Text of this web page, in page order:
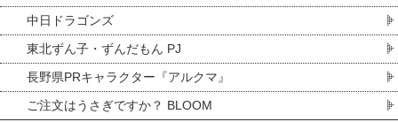
中日ドラゴンズ
東北ずん子・ずんだもん PJ
長野県PRキャラクター『アルクマ』
ご注文はうさぎですか？ BLOOM